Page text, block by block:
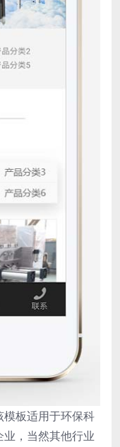
板适用于环保科
，当然其他行业